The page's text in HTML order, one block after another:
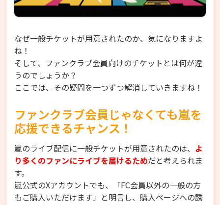
なぜ一般チケットが用意されたのか、気になりますよ
ね！
そして、ファンクラブ会員向けのチケットとは何が違
うのでしょうか？
ここでは、その疑問を一つずつ解消していきますね！
ファンクラブ会員じゃなくても嵐を
応援できるチャンス！
嵐のライブ配信に一般チケットが用意されたのは、 よ
り多くのファンにライブを届けるためだと考えられま
す。
嵐公式のXアカウントでも、「FC会員以外の一般の方
もご購入いただけます」と明言し、購入ページへの誘